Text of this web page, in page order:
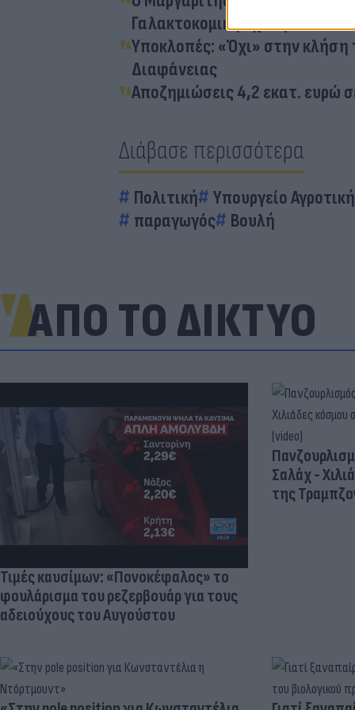
Γαλακτοκομική Σχολή
Υποκλοπές: «Όχι» στην κλήση
Διαφάνειας
Αποζημιώσεις 4,2 εκατ. ευρώ
Διάβασε περισσότερα
Πολιτική Υπουργείο
παραγωγός
Βουλή
ΑΠΟ ΤΟ ΔΙΚΤΥΟ
Τιμές καυσίμων: «Πονοκέφαλος» το
φουλάρισμα του ρεζερβουάρ για τους
αδειούχους του Αυγούστου
Σαλάχ -
της